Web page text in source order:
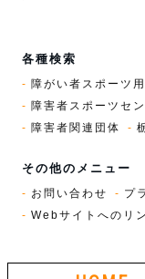
各種検索
障がい者スポーツ
障害者スポーツセ
障害者関連団体
その他のメニュー
お問い合わせ
プ
Webサイトへのリ